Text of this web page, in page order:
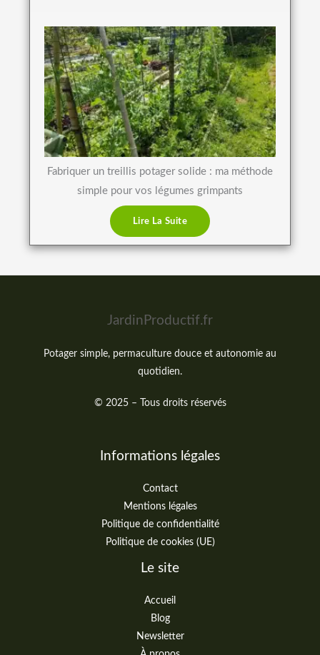
Fabriquer un treillis potager solide : ma méthode
simple pour vos légumes grimpants
Lire La Suite
JardinProductif.fr
Potager simple, permaculture douce et autonomie au
quotidien.
© 2025 – Tous droits réservés
Informations légales
Contact
Mentions légales
Politique de confidentialité
Politique de cookies (UE)
Le site
Accueil
Blog
Newsletter